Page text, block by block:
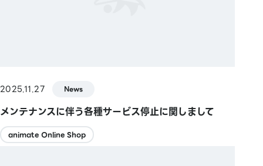
2025.11.27 News
メンテナンスに伴う各種サービス停止に関しまして
animate Online Shop